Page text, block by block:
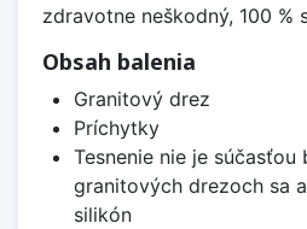
zdravotne neškodný, 100 %
Obsah balenia
Granitový drez
Príchytky
Tesnenie nie je súčasťou
granitových drezoch sa
silikón